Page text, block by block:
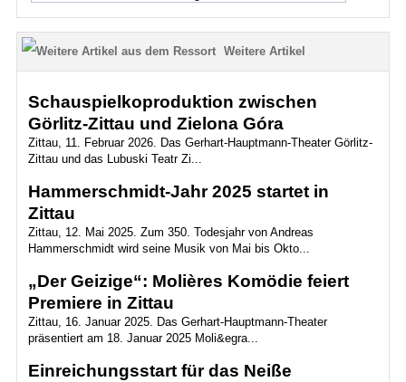
Weitere Artikel
Schauspielkoproduktion zwischen
Görlitz-Zittau und Zielona Góra
Zittau, 11. Februar 2026. Das Gerhart-Hauptmann-Theater Görlitz-
Zittau und das Lubuski Teatr Zi...
Hammerschmidt-Jahr 2025 startet in
Zittau
Zittau, 12. Mai 2025. Zum 350. Todesjahr von Andreas
Hammerschmidt wird seine Musik von Mai bis Okto...
„Der Geizige“: Molières Komödie feiert
Premiere in Zittau
Zittau, 16. Januar 2025. Das Gerhart-Hauptmann-Theater
präsentiert am 18. Januar 2025 Moli&egra...
Einreichungsstart für das Neiße